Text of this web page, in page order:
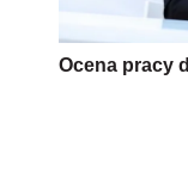
Ocena pracy